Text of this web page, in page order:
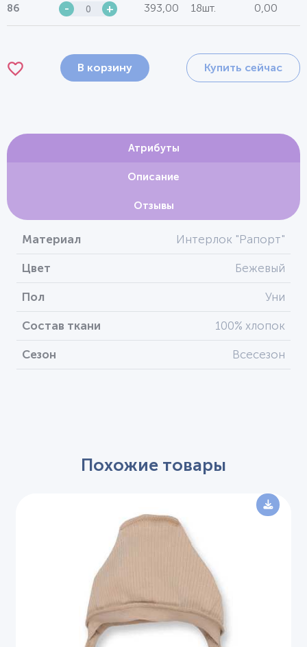
86 - + 393,00 18шт. 0,00
В корзину Купить сейчас
Атрибуты
Описание
Отзывы
Материал Интерлок "Рапорт"
Цвет Бежевый
Пол Уни
Состав ткани 100% хлопок
Сезон Всесезон
Похожие товары